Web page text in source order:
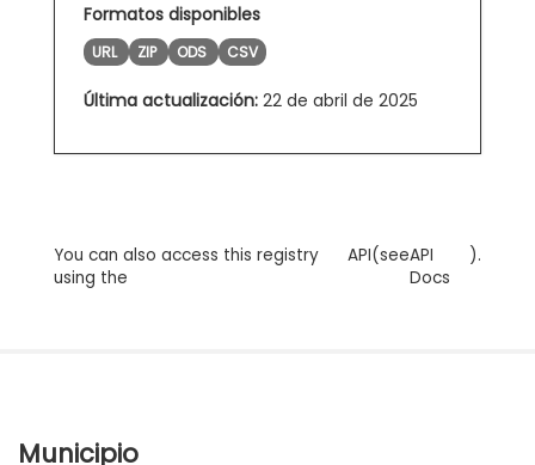
Formatos disponibles
URL ZIP ODS CSV
Última actualización: 22 de abril de 2025
You can also access this registry
using the
API(seeAPI
Docs
).
Municipio